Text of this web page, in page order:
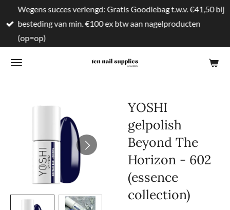
direct
naar
hoofdinhoud
Wegens succes verlengd: Gratis Goodiebag t.w.v. €41,50 bij
besteding van min. €100 ex btw aan nagelproducten
(op=op)
YOSHI
gelpolish
Beyond The
Horizon - 602
(essence
collection)